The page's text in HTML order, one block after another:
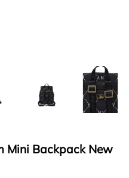
Mini Backpack New